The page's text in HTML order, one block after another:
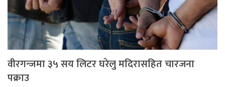
वीरगन्जमा ३५ सय लिटर घरेलु मदिरासहित चारजना
पक्राउ